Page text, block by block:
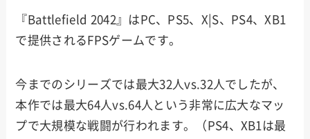
『Battlefield 2042』はPC、PS5、X|S、PS4、XB1
で提供されるFPSゲームです。
今までのシリーズでは最大32人vs.32人でしたが、
本作では最大64人vs.64人という非常に広大なマッ
プで大規模な戦闘が行われます。（PS4、XB1は最